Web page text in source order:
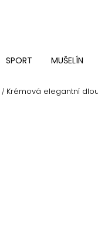
SPORT MUŠELÍN
/ Krémová elegantní